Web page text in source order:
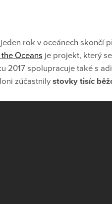
rok v oceánech skončí
Oceans je projekt, který
2017 spolupracuje také s
zúčastnilystovky tisíc